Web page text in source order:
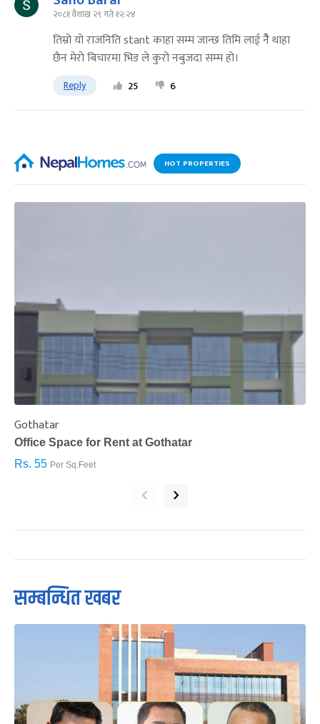
२०८१ वैशाख २९ गते १२:२४
तिम्रो यो राजनिति stant काहा सम्म जान्छ तिमि लाई नेेेै थाहा
छैन मेराे बिचारमा भिड ले कुरो नबुजदा सम्म हो।
Reply 25 6
HOT PROPERTIES
Gothatar
Office Space for Rent at Gothatar
Rs. 55 Per Sq.Feet
‹ ›
सम्बन्धित खबर